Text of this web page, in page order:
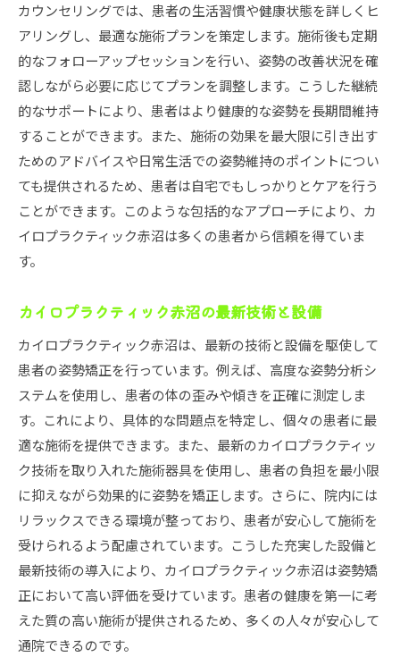
カウンセリングでは、患者の生活習慣や健康状態を詳しくヒ
アリングし、最適な施術プランを策定します。施術後も定期
的なフォローアップセッションを行い、姿勢の改善状況を確
認しながら必要に応じてプランを調整します。こうした継続
的なサポートにより、患者はより健康的な姿勢を長期間維持
することができます。また、施術の効果を最大限に引き出す
ためのアドバイスや日常生活での姿勢維持のポイントについ
ても提供されるため、患者は自宅でもしっかりとケアを行う
ことができます。このような包括的なアプローチにより、カ
イロプラクティック赤沼は多くの患者から信頼を得ていま
す。
カイロプラクティック赤沼の最新技術と設備
カイロプラクティック赤沼は、最新の技術と設備を駆使して
患者の姿勢矯正を行っています。例えば、高度な姿勢分析シ
ステムを使用し、患者の体の歪みや傾きを正確に測定しま
す。これにより、具体的な問題点を特定し、個々の患者に最
適な施術を提供できます。また、最新のカイロプラクティッ
ク技術を取り入れた施術器具を使用し、患者の負担を最小限
に抑えながら効果的に姿勢を矯正します。さらに、院内には
リラックスできる環境が整っており、患者が安心して施術を
受けられるよう配慮されています。こうした充実した設備と
最新技術の導入により、カイロプラクティック赤沼は姿勢矯
正において高い評価を受けています。患者の健康を第一に考
えた質の高い施術が提供されるため、多くの人々が安心して
通院できるのです。